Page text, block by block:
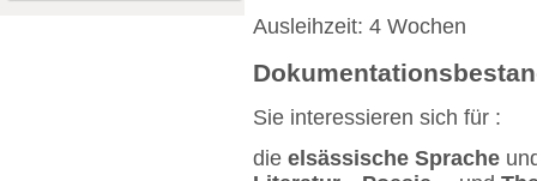
Ausleihzeit: 4 Wochen
Sie interessieren sich für :
die elsässische Sprache